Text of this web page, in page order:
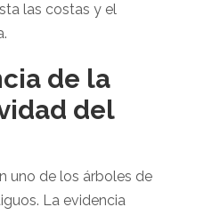
las costas y el
de la
del
uno de los árboles de
La evidencia